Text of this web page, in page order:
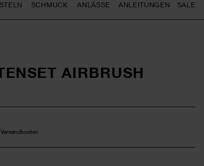
SCHMUCK ANLÄSSE ANLEITUNGEN SALE
AIRBRUSH